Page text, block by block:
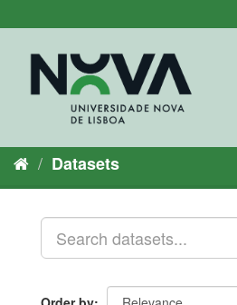
to
Datasets